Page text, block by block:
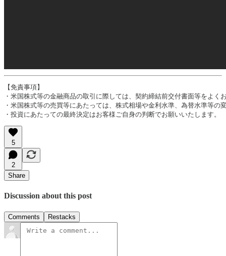
【免責事項】
・米国株式等の金融商品の取引に際しては、契約締結前交付書面等をよ
・米国株式等の売買等にあたっては、株式相場や金利水準、為替水準等
・投資にあたっての最終決定はお客様ご自身の判断でお願いいたします。
5
2
Share
Discussion about this post
Comments Restacks